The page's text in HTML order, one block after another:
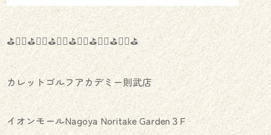
⛳️🏌️‍♂️⛳️🏌️‍♀️⛳️🏌️‍♂️⛳️🏌️‍♀️⛳️🏌️‍♂️⛳️🏌️‍♀️⛳️
カレットゴルフアカデミー則武店
イオンモールNagoya Noritake Garden３F